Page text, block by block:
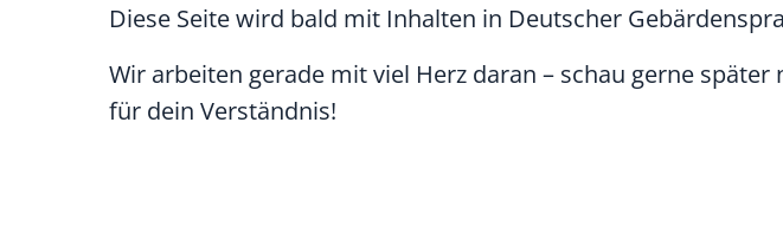
Diese Seite wird bald mit Inhalten in Deutscher
Wir arbeiten gerade mit viel Herz daran – schau gerne
für dein Verständnis!